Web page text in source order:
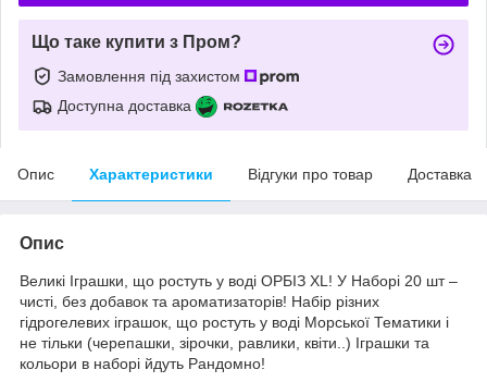
Що таке купити з Пром?
Замовлення під захистом
Доступна доставка
Опис Характеристики Відгуки про товар Доставка
Опис
Великі Іграшки, що ростуть у воді ОРБІЗ XL! У Наборі 20 шт –
чисті, без добавок та ароматизаторів! Набір різних
гідрогелевих іграшок, що ростуть у воді Морської Тематики і
не тільки (черепашки, зірочки, равлики, квіти..) Іграшки та
кольори в наборі йдуть Рандомно!